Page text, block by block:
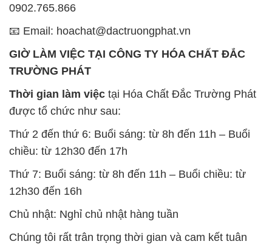
0902.765.866
📧 Email: hoachat@dactruongphat.vn
GIỜ LÀM VIỆC TẠI CÔNG TY HÓA CHẤT ĐẮC
TRƯỜNG PHÁT
Thời gian làm việc tại Hóa Chất Đắc Trường Phát
được tổ chức như sau:
Thứ 2 đến thứ 6: Buổi sáng: từ 8h đến 11h – Buổi
chiều: từ 12h30 đến 17h
Thứ 7: Buổi sáng: từ 8h đến 11h – Buổi chiều: từ
12h30 đến 16h
Chủ nhật: Nghỉ chủ nhật hàng tuần
Chúng tôi rất trân trọng thời gian và cam kết tuân